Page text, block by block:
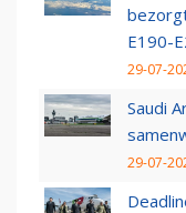
E190-
29-07-
Saudi
29-07-